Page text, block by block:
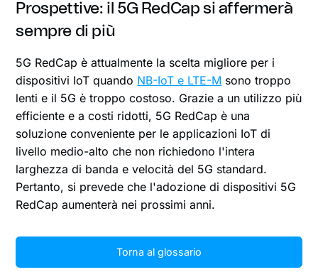
Prospettive: il 5G RedCap si affermerà
sempre di più
5G RedCap è attualmente la scelta migliore per i
dispositivi IoT quando NB-IoT e LTE-M sono troppo
lenti e il 5G è troppo costoso. Grazie a un utilizzo più
efficiente e a costi ridotti, 5G RedCap è una
soluzione conveniente per le applicazioni IoT di
livello medio-alto che non richiedono l'intera
larghezza di banda e velocità del 5G standard.
Pertanto, si prevede che l'adozione di dispositivi 5G
RedCap aumenterà nei prossimi anni.
Torna al glossario